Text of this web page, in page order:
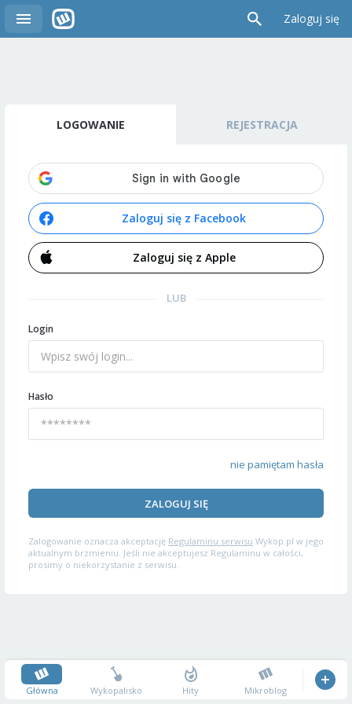
Zaloguj się
LOGOWANIE REJESTRACJA
Zaloguj się z Facebook
Zaloguj się z Apple
LUB
Login
Hasło
nie pamiętam hasła
ZALOGUJ SIĘ
Zalogowanie oznacza akceptację Regulaminu serwisu Wykop.pl w jego
aktualnym brzmieniu. Jeśli nie akceptujesz Regulaminu w całości,
prosimy o niekorzystanie z serwisu.
Główna Wykopalisko Hity Mikroblog